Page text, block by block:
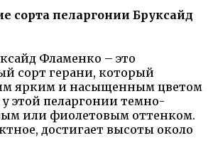
сорта пеларгонии Бруксайд
Фламенко – это
сорт герани, который
ярким и насыщенным цветом
у этой пеларгонии темно-
или фиолетовым оттенком.
достигает высоты около